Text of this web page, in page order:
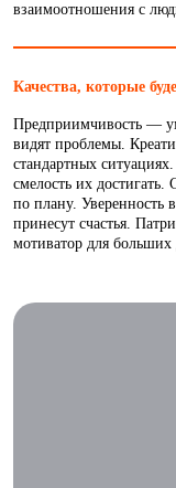
взаимоотношения с
Качества, которые
Предприимчивость —
видят проблемы.
стандартных
смелость их достигать.
по плану. Уверенность
принесут счастья.
мотиватор для больших